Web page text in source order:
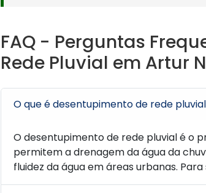
FAQ - Perguntas
Rede Pluvial em Artur
O que é desentupimento de rede
O desentupimento de rede pluvial é o
permitem a drenagem da água da
fluidez da água em áreas urbanas.